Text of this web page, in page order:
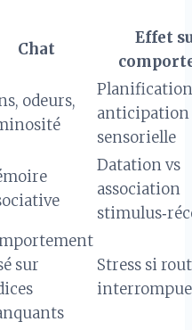
Chat
Effet
odeurs,
anticipation
sensorielle
Datation vs
association
sur
Stress si
interrompue